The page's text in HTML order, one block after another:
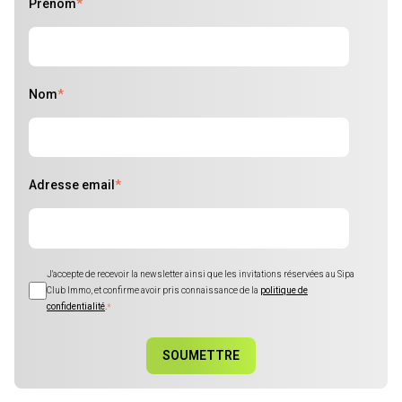
Prénom*
Nom*
Adresse email *
J'accepte de recevoir la newsletter ainsi que les invitations réservées au Sipa
Club Immo, et confirme avoir pris connaissance de la politique de
confidentialité*